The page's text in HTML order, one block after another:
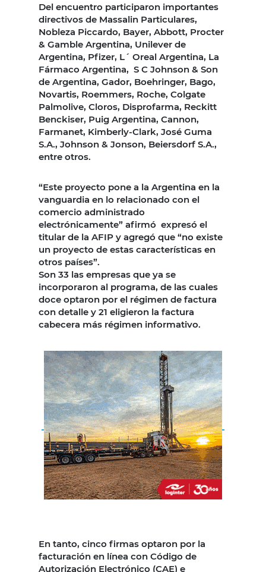
Del encuentro participaron importantes
directivos de Massalin Particulares,
Nobleza Piccardo, Bayer, Abbott, Procter
& Gamble Argentina, Unilever de
Argentina, Pfizer, L´ Oreal Argentina, La
Fármaco Argentina, S C Johnson & Son
de Argentina, Gador, Boehringer, Bago,
Novartis, Roemmers, Roche, Colgate
Palmolive, Cloros, Disprofarma, Reckitt
Benckiser, Puig Argentina, Cannon,
Farmanet, Kimberly-Clark, José Guma
S.A., Johnson & Jonson, Beiersdorf S.A.,
entre otros.
“Este proyecto pone a la Argentina en la
vanguardia en lo relacionado con el
comercio administrado
electrónicamente” afirmó expresó el
titular de la AFIP y agregó que “no existe
un proyecto de estas características en
otros países”.
Son 33 las empresas que ya se
incorporaron al programa, de las cuales
doce optaron por el régimen de factura
con detalle y 21 eligieron la factura
cabecera más régimen informativo.
En tanto, cinco firmas optaron por la
facturación en línea con Código de
Autorización Electrónico (CAE) e